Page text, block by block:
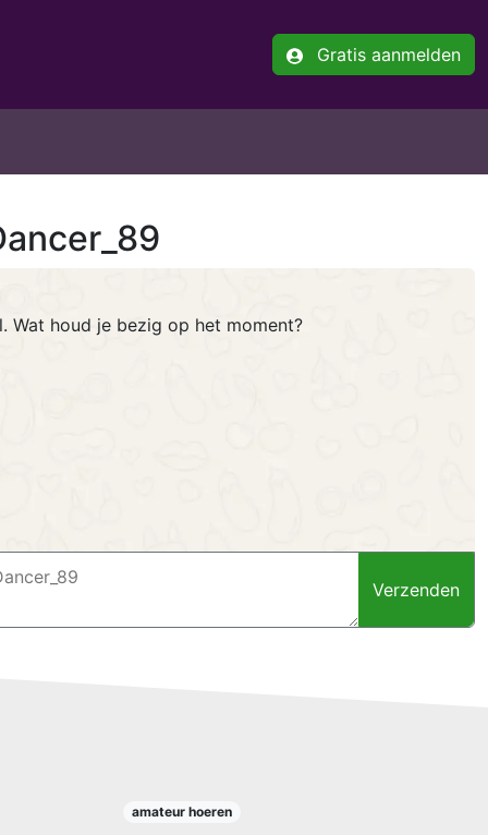
Gratis aanmelden
Wat houd je bezig op het moment?
Verzenden
amateur hoeren